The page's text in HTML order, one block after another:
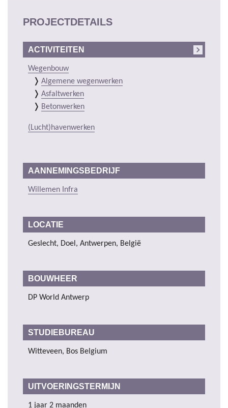
PROJECTDETAILS
ACTIVITEITEN
Wegenbouw
Algemene wegenwerken
Asfaltwerken
Betonwerken
(Lucht)havenwerken
AANNEMINGSBEDRIJF
Willemen Infra
LOCATIE
Geslecht, Doel, Antwerpen, België
BOUWHEER
DP World Antwerp
STUDIEBUREAU
Witteveen, Bos Belgium
UITVOERINGSTERMIJN
1 jaar 2 maanden